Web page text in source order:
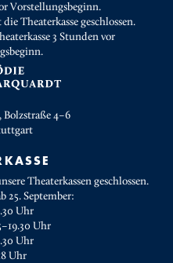
Vorstellungsbeginn.
Theaterkasse geschlossen.
3 Stunden vor
Bolzstraße 4–6
Theaterkassen geschlossen.
25. September:
Uhr
Uhr
Uhr
Uhr